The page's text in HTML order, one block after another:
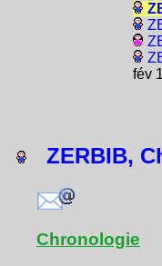
fév
ZERBIB,
Chronologie